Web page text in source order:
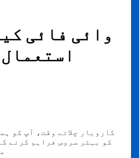
وائی فائی
کاروبار چلاتے وقت، آپ کو
کو بہتر سروس فراہم کرنے